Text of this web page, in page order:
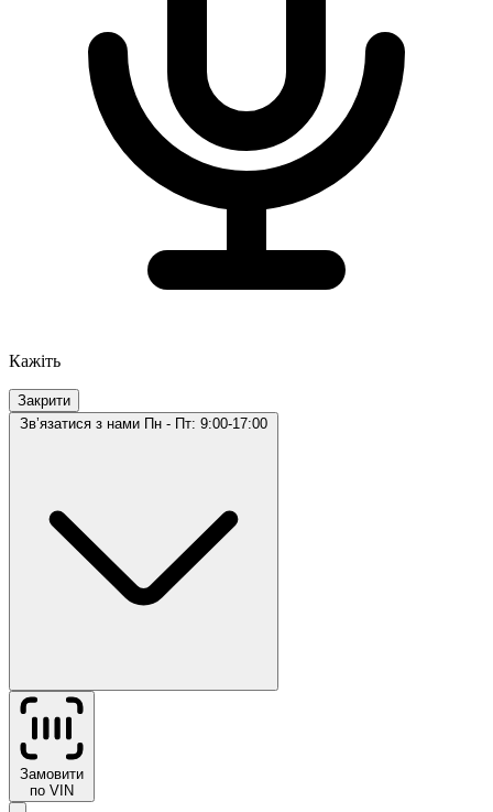
Кажіть
Закрити
Звʼязатися з нами Пн - Пт: 9:00-17:00
Замовити
по VIN